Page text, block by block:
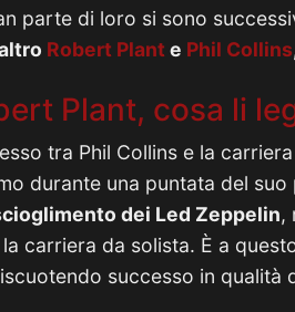
parte di loro si sono
Robert Plant e Phil Collins
Plant, cosa li
tra Phil Collins e la
durante una puntata del suo
dei Led Zeppelin,
carriera da solista. È a
successo in qualità